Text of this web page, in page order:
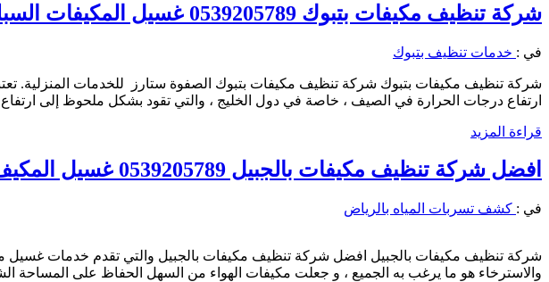
شركة تنظيف مكيفات بتبوك 0539205789 غسيل المكيفات السبليت والشباك وصيانة المكيفات
في : خدمات تنظيف بتبوك
شركة تنظيف مكيفات بتبوك شركة تنظيف مكيفات بتبوك الصفوة ستارز للخدمات المنزلية.
ارتفاع درجات الحرارة في الصيف ، خاصة في دول الخليج ، والتي تقود بشكل ملحوظ إلى
قراءة المزيد
افضل شركة تنظيف مكيفات بالجبيل 0539205789 غسيل المكيف 45 ريال
في : كشف تسربات المياه بالرياض
شركة تنظيف مكيفات بالجبيل افضل شركة تنظيف مكيفات بالجبيل والتي تقدم خدمات غسيل
والاسترخاء هو ما يرغب به الجميع ، و جعلت مكيفات الهواء من السهل الحفاظ على